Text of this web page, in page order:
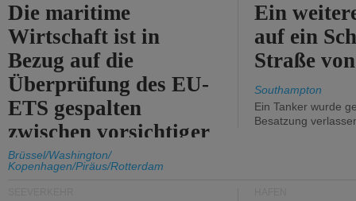
Die maritime
Wirtschaft ist in
Bezug auf die
Überprüfung des EU-
ETS gespalten
zwischen vorsichtiger
Unterstützung und
Kritik.
Brüssel/Washington/
Kopenhagen/Piräus/Rotterdam
Ein
auf ein
Straße
Southampton
Ein Tanker wurde
Besatzung